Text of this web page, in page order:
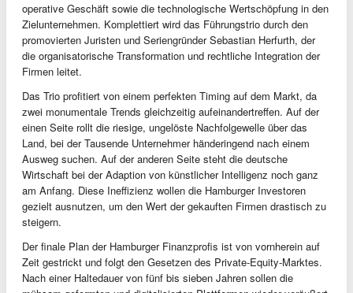
operative Geschäft sowie die technologische Wertschöpfung in den
Zielunternehmen. Komplettiert wird das Führungstrio durch den
promovierten Juristen und Seriengründer Sebastian Herfurth, der
die organisatorische Transformation und rechtliche Integration der
Firmen leitet.
Das Trio profitiert von einem perfekten Timing auf dem Markt, da
zwei monumentale Trends gleichzeitig aufeinandertreffen. Auf der
einen Seite rollt die riesige, ungelöste Nachfolgewelle über das
Land, bei der Tausende Unternehmer händeringend nach einem
Ausweg suchen. Auf der anderen Seite steht die deutsche
Wirtschaft bei der Adaption von künstlicher Intelligenz noch ganz
am Anfang. Diese Ineffizienz wollen die Hamburger Investoren
gezielt ausnutzen, um den Wert der gekauften Firmen drastisch zu
steigern.
Der finale Plan der Hamburger Finanzprofis ist von vornherein auf
Zeit gestrickt und folgt den Gesetzen des Private-Equity-Marktes.
Nach einer Haltedauer von fünf bis sieben Jahren sollen die